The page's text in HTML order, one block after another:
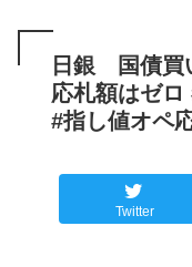
日銀 国債買
応札額はゼ
#指し値オペ
Twitter